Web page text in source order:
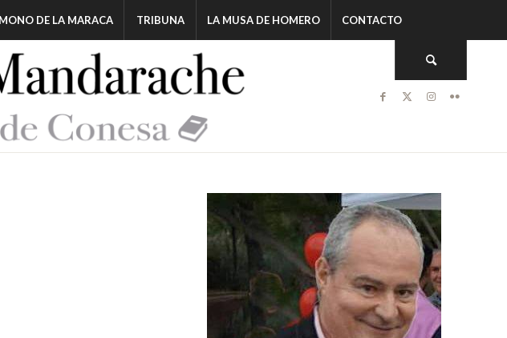
DE LA MARACA TRIBUNA LA MUSA DE HOMERO CONTACTO